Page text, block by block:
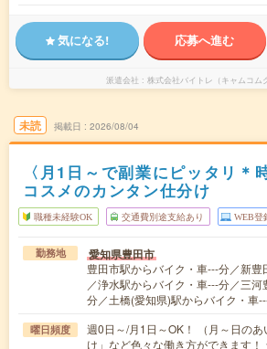
気になる! 応募へ進む
派遣会社 株式会社バイトレ（キャムコム
未読 掲載日 2026/08/04
〈月1日～で副業にピッタリ＊
コスメのカンタン仕分け
職種未経験OK 交通費別途支給あり WEB登
勤務地 愛知県豊田市
豊田市駅からバイク・車---分／新
／浄水駅からバイク・車---分／三
分／土橋(愛知県)駅からバイク・車
曜日頻度
週0日～/月1日～OK！ （月～日の
け」など色々な働き方ができます